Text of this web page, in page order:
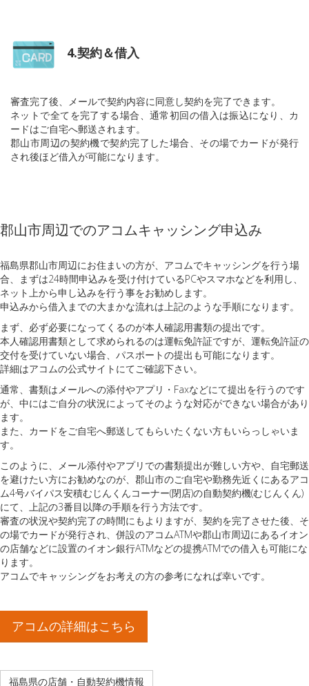
4.契約＆借入
審査完了後、メールで契約内容に同意し契約を完了できます。
ネットで全てを完了する場合、通常初回の借入は振込になり、カ
ードはご自宅へ郵送されます。
郡山市周辺の契約機で契約完了した場合、その場でカードが発行
され後ほど借入が可能になります。
郡山市周辺でのアコムキャッシング申込み
福島県郡山市周辺にお住まいの方が、アコムでキャッシングを行う場
合、まずは24時間申込みを受け付けているPCやスマホなどを利用し、
ネット上から申し込みを行う事をお勧めします。
申込みから借入までの大まかな流れは上記のような手順になります。
まず、必ず必要になってくるのが本人確認用書類の提出です。
本人確認用書類として求められるのは運転免許証ですが、運転免許証の
交付を受けていない場合、パスポートの提出も可能になります。
詳細はアコムの公式サイトにてご確認下さい。
通常、書類はメールへの添付やアプリ・Faxなどにて提出を行うのです
が、中にはご自分の状況によってそのような対応ができない場合があり
ます。
また、カードをご自宅へ郵送してもらいたくない方もいらっしゃいま
す。
このように、メール添付やアプリでの書類提出が難しい方や、自宅郵送
を避けたい方にお勧めなのが、郡山市のご自宅や勤務先近くにあるアコ
ム4号バイパス安積むじんくんコーナー(閉店)の自動契約機(むじんくん)
にて、上記の3番目以降の手順を行う方法です。
審査の状況や契約完了の時間にもよりますが、契約を完了させた後、そ
の場でカードが発行され、併設のアコムATMや郡山市周辺にあるイオン
の店舗などに設置のイオン銀行ATMなどの提携ATMでの借入も可能にな
ります。
アコムでキャッシングをお考えの方の参考になれば幸いです。
アコムの詳細はこちら
福島県の店舗・自動契約機情報